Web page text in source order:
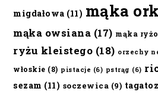
migdałowa (11) mąka
mąka owsiana (17) mąka
ryżu kleistego (18) orzechy
włoskie (8) pistacje (6) pstrąg (6)
sezam (11) soczewica (9)